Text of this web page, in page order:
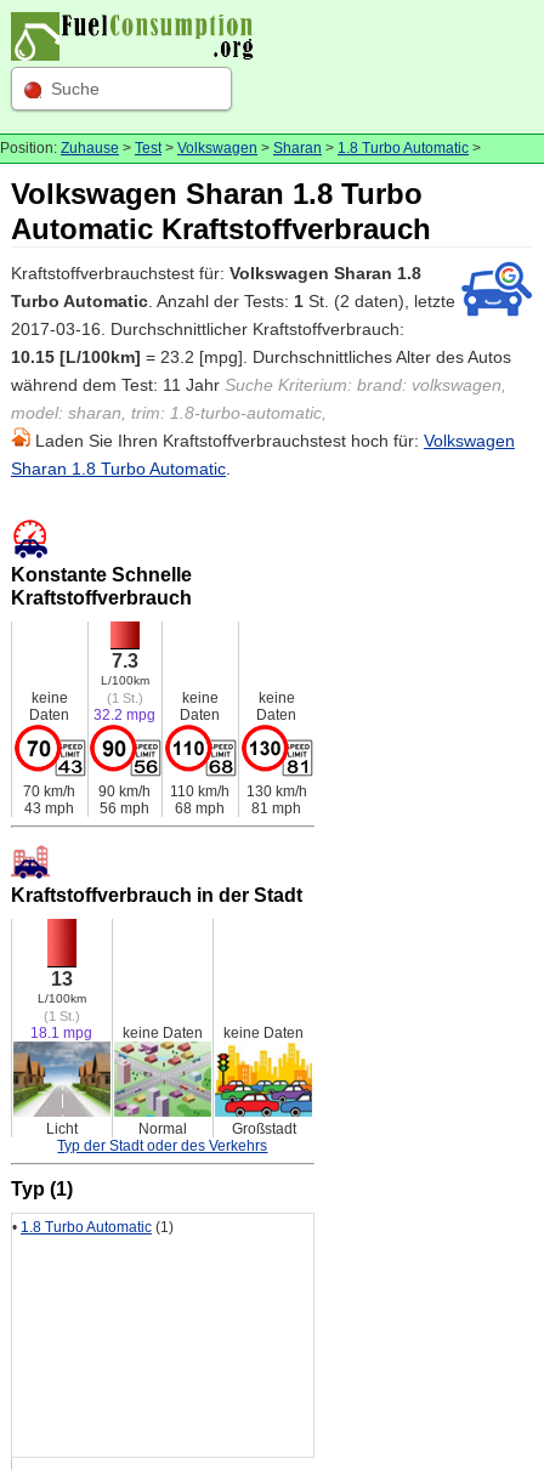
Suche
Position: Zuhause > Test> Volkswagen > Sharan > 1.8 Turbo Automatic >
Volkswagen Sharan 1.8 Turbo
Automatic Kraftstoffverbrauch
Kraftstoffverbrauchstest für: Volkswagen Sharan 1.8
Turbo Automatic. Anzahl der Tests: 1St. (2 daten), letzte
2017-03-16. Durchschnittlicher Kraftstoffverbrauch:
10.15 [L/100km] = 23.2 [mpg]. Durchschnittliches Alter des Autos
während dem Test: 11 Jahr Suche Kriterium: brand: volkswagen,
model: sharan, trim: 1.8-turbo-automatic,
Laden Sie Ihren Kraftstoffverbrauchstest hoch für: Volkswagen
Sharan 1.8 Turbo Automatic.
Konstante Schnelle
Kraftstoffverbrauch
keine
Daten
7.3
L/100km
(1 St.)
32.2 mpg
keine
Daten
keine
Daten
70 km/h
43 mph
90 km/h
56 mph
110 km/h
68 mph
130 km/h
81 mph
Kraftstoffverbrauch in der Stadt
13
L/100km
(1 St.)
18.1 mpg keine Daten keine Daten
Licht Normal
Großstadt
Typ der Stadt oder des Verkehrs
Typ (1)
• 1.8 Turbo Automatic(1)